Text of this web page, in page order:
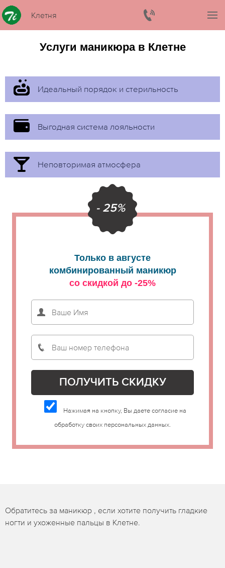
Клетня
Услуги маникюра в Клетне
Идеальный порядок и стерильность
Выгодная система лояльности
Неповторимая атмосфера
- 25%
Только в августе
комбинированный маникюр
со скидкой до -25%
Нажимая на кнопку, Вы даете согласие на
обработку своих персональных данных.
Обратитесь за маникюр , если хотите получить гладкие
ногти и ухоженные пальцы в Клетне.